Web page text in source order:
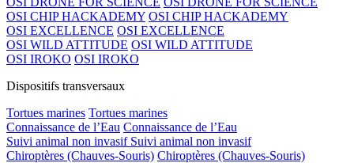
OSI CHIP HACKADEMY OSI CHIP HACKADEMY
OSI EXCELLENCE OSI EXCELLENCE
OSI WILD ATTITUDE OSI WILD ATTITUDE
OSI IROKO OSI IROKO
Dispositifs transversaux
Tortues marines Tortues marines
Connaissance de l’Eau Connaissance de l’Eau
Suivi animal non invasif Suivi animal non invasif
Chiroptères (Chauves-Souris) Chiroptères (Chauves-Souris)